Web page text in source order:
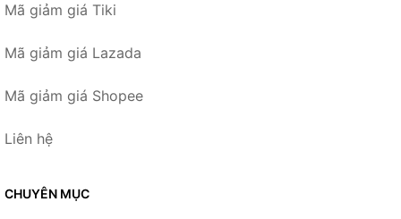
Mã giảm giá Tiki
Mã giảm giá Lazada
Mã giảm giá Shopee
Liên hệ
CHUYÊN MỤC